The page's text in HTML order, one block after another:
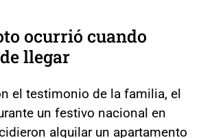
ocurrió cuando
llegar
el testimonio de la familia, el
un festivo nacional en
alquilar un apartamento